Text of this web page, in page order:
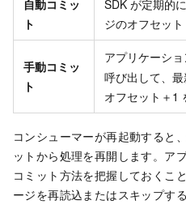
自動コミッ
ト
SDK が定期的
ジのオフセット
手動コミッ
ト
アプリケーシ
呼び出して、
オフセット＋1
コンシューマーが再起動すると
ットから処理を再開します。ア
コミット方法を把握しておくこ
ージを再読込またはスキップす